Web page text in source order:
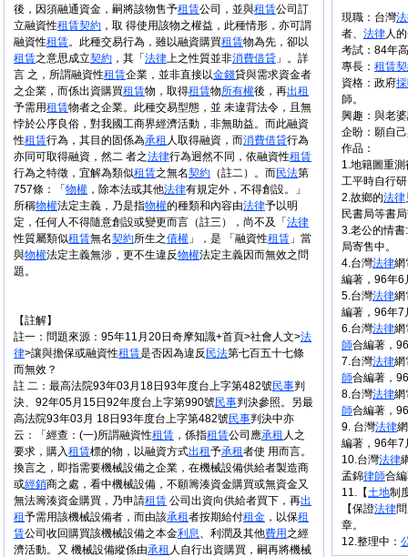
現職：台灣
者、 法律人
考試：84年
專長： 租賃
資格：政府
師。
興趣：與老
企盼：願自
作品：
1.地籍圖重
工平時自行
2.故鄉的法律
民書局等書
3.老公的情
局寄售中。
4.台灣法律網
編著，96年6
5.台灣法律網
編著，96年7
6.台灣法律網
師合編著，
7.台灣法律網
師合編著，
8.台灣法律網
師合編著，
9. 台灣法律
編著，96年7
10.台灣法律
孟錦律師合
11.【土地制
【保證法律
章。
12.整理中：
後，因須融通資金，嗣將該物售予租賃公司，並與租賃公司訂
立融資性租賃契約 ，取 得使用該物之權益，此種情形，亦可謂
融資性租賃。此種交易行為，雖以融資購買租賃物為先，卻以
租賃之意思成立契約 ，其「 法律上之性質並非消費借貸 」。詳
言 之，所謂融資性租賃企業，並非直接以金錢貸與需求資金者
之企業，而係出資購買租賃物，取得租賃物所有權後，再出租
予需用租賃物者之企業。此種交易型態，並 未違背法令，且無
悖於公序良俗，對我國工商界經濟活動，非無助益。而此融資
性租賃行為，其目的固係為承租 人取得融資，而消費借貸行為
亦同可取得融資，然二 者之法律行為迥然不同，依融資性租賃
行為之特徵，宜解為類似租賃之無名契約 （註二）。而民法第
757條：「 物權 ，除本法或其他法律有規定外，不得創設。」
所稱物權法定主義，乃是指物權的種類和內容由法律予以明
定，任何人不得隨意創設或變更而言（註三），尚不及「 法律
性質屬類似租賃無名契約所生之債權 」，是 「融資性租賃 」當
與物權法定主義無涉，更不生違反物權法定主義因而無效之問
題。
【註解】
註一：問題來源：95年11月20日奇摩知識+首頁>社會人文>法
律>讓與擔保或融資性租賃是否因為違反 民法第七百五十七條
而無效？
註 二：最高法院93年03月18日93年度台上字第482號民事判
決、92年05月15日92年度台上字第990號民事判決參照。另最
高法院93年03月 18日93年度台上字第482號民事判決中亦
云：「經查：(一)所謂融資性租賃 ，係指租賃公司應承租 人之
要求，購入租賃標的物，以融資方式出租予承租者使 用而言。
換言之，即指需要機械設備之企業，在機械設備供給者製造商
或經銷商之處，看中機械設備，不願籌湊資金購買或無資金又
無法籌湊資金購買，乃申請租賃 公司出資向供給者買下，再出
租予需用該機械設備者，而由該承租者按期給付租金 ，以保租
賃公司收回購買該機械設備之本金利息、利潤及其他費用 之經
濟活動。又 機械設備縱係由承租 人自行出資購買，嗣再將機械